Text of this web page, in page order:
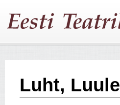
Luht, Luule